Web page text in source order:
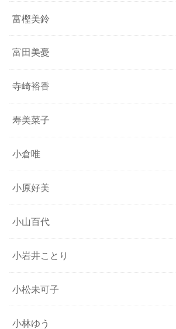
富樫美鈴
富田美憂
寺崎裕香
寿美菜子
小倉唯
小原好美
小山百代
小岩井ことり
小松未可子
小林ゆう